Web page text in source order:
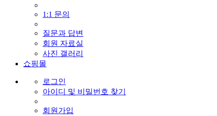
1:1 문의
질문과 답변
회원 자료실
사진 갤러리
쇼핑몰
로그인
아이디 및 비밀번호 찾기
회원가입